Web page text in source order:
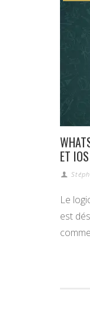
ET IOS
Le
est